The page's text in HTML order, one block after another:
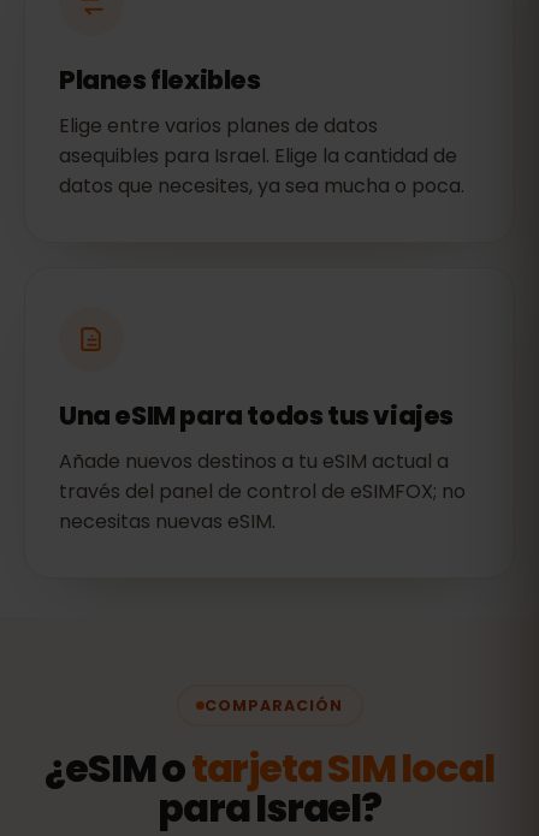
Planes flexibles
Elige entre varios planes de datos
asequibles para Israel. Elige la cantidad de
datos que necesites, ya sea mucha o poca.
Una eSIM para todos tus viajes
Añade nuevos destinos a tu eSIM actual a
través del panel de control de eSIMFOX; no
necesitas nuevas eSIM.
COMPARACIÓN
¿eSIM otarjeta SIM local
para Israel?